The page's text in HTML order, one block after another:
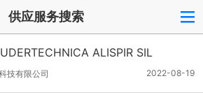
供应服务搜索
ALISPIR SIL
2022-08-19
技有限公司